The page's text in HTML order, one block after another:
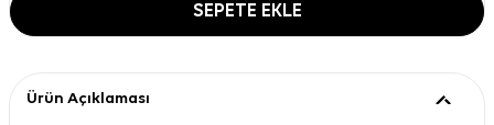
SEPETE EKLE
Ürün Açıklaması